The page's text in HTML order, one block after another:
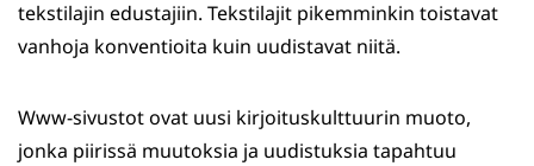
tekstilajin edustajiin. Tekstilajit pikemminkin toistavat
vanhoja konventioita kuin uudistavat niitä.
Www-sivustot ovat uusi kirjoituskulttuurin muoto,
jonka piirissä muutoksia ja uudistuksia tapahtuu